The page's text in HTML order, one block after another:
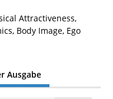
Attractiveness,
Body Image, Ego
Ausgabe